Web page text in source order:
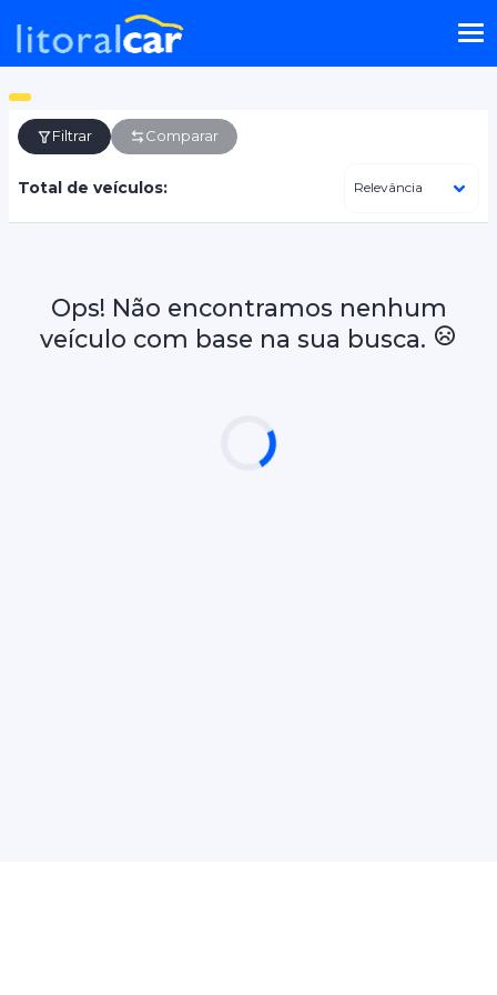
Filtrar Comparar
Total de veículos:
Ops! Não encontramos nenhum
veículo com base na sua busca.